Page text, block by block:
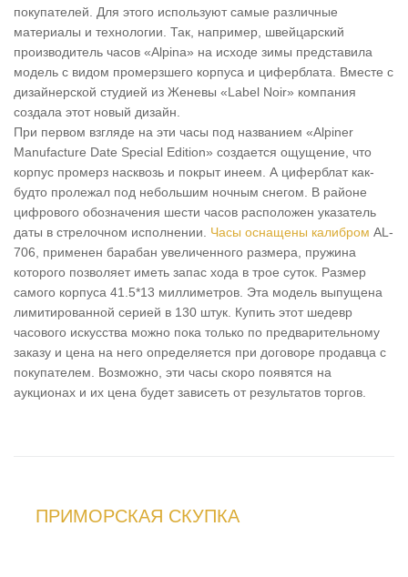
покупателей. Для этого используют самые различные
материалы и технологии. Так, например, швейцарский
производитель часов «Alpina» на исходе зимы представила
модель с видом промерзшего корпуса и циферблата. Вместе с
дизайнерской студией из Женевы «Label Noir» компания
создала этот новый дизайн.
При первом взгляде на эти часы под названием «Alpiner
Manufacture Date Special Edition» создается ощущение, что
корпус промерз насквозь и покрыт инеем. А циферблат как-
будто пролежал под небольшим ночным снегом. В районе
цифрового обозначения шести часов расположен указатель
даты в стрелочном исполнении. Часы оснащены калибром AL-
706, применен барабан увеличенного размера, пружина
которого позволяет иметь запас хода в трое суток. Размер
самого корпуса 41.5*13 миллиметров. Эта модель выпущена
лимитированной серией в 130 штук. Купить этот шедевр
часового искусства можно пока только по предварительному
заказу и цена на него определяется при договоре продавца с
покупателем. Возможно, эти часы скоро появятся на
аукционах и их цена будет зависеть от результатов торгов.
ПРИМОРСКАЯ СКУПКА